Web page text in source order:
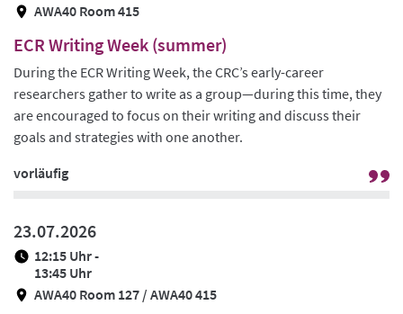
AWA40 Room 415
ECR Writing Week (summer)
During the ECR Writing Week, the CRC’s early-career
researchers gather to write as a group—during this time, they
are encouraged to focus on their writing and discuss their
goals and strategies with one another.
vorläufig
23.07.2026
12:15 Uhr -
13:45 Uhr
AWA40 Room 127 / AWA40 415